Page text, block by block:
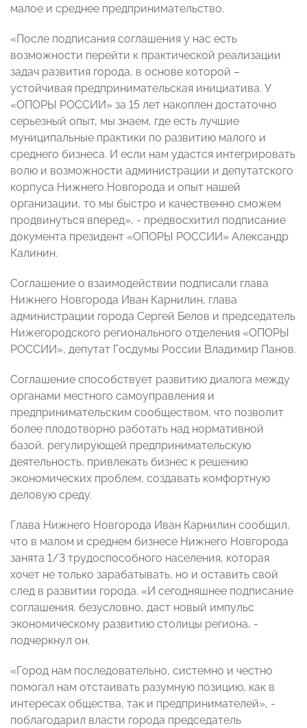
малое и среднее предпринимательство.
«После подписания соглашения у нас есть
возможности перейти к практической реализации
задач развития города, в основе которой –
устойчивая предпринимательская инициатива. У
«ОПОРЫ РОССИИ» за 15 лет накоплен достаточно
серьезный опыт, мы знаем, где есть лучшие
муниципальные практики по развитию малого и
среднего бизнеса. И если нам удастся интегрировать
волю и возможности администрации и депутатского
корпуса Нижнего Новгорода и опыт нашей
организации, то мы быстро и качественно сможем
продвинуться вперед», - предвосхитил подписание
документа президент «ОПОРЫ РОССИИ» Александр
Калинин.
Соглашение о взаимодействии подписали глава
Нижнего Новгорода Иван Карнилин, глава
администрации города Сергей Белов и председатель
Нижегородского регионального отделения «ОПОРЫ
РОССИИ», депутат Госдумы России Владимир Панов.
Соглашение способствует развитию диалога между
органами местного самоуправления и
предпринимательским сообществом, что позволит
более плодотворно работать над нормативной
базой, регулирующей предпринимательскую
деятельность, привлекать бизнес к решению
экономических проблем, создавать комфортную
деловую среду.
Глава Нижнего Новгорода Иван Карнилин сообщил,
что в малом и среднем бизнесе Нижнего Новгорода
занята 1/3 трудоспособного населения, которая
хочет не только зарабатывать, но и оставить свой
след в развитии города. «И сегодняшнее подписание
соглашения, безусловно, даст новый импульс
экономическому развитию столицы региона, -
подчеркнул он.
«Город нам последовательно, системно и честно
помогал нам отстаивать разумную позицию, как в
интересах общества, так и предпринимателей», -
поблагодарил власти города председатель